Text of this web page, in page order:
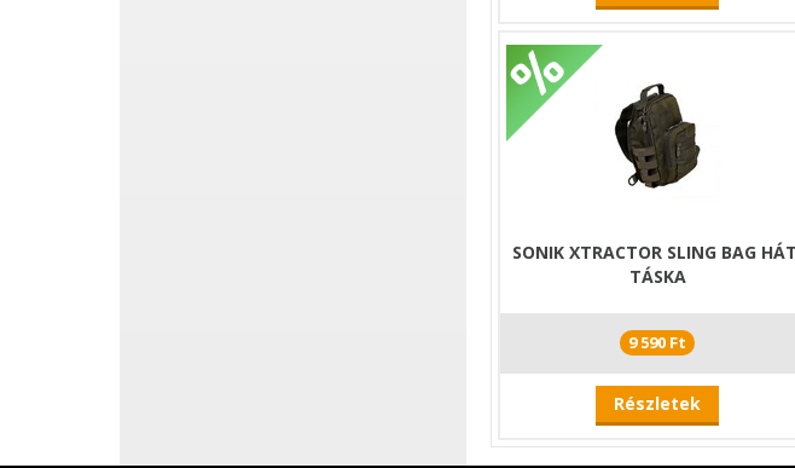
SONIK XTRACTOR SLING BAG
TÁSKA
9 590 Ft
Részletek